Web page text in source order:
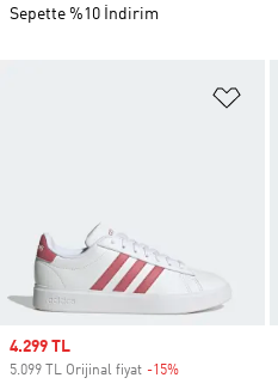
Sale price
4.299 TL
5.099 TL Orijinal fiyat -15%
Sepette %10 İndirim